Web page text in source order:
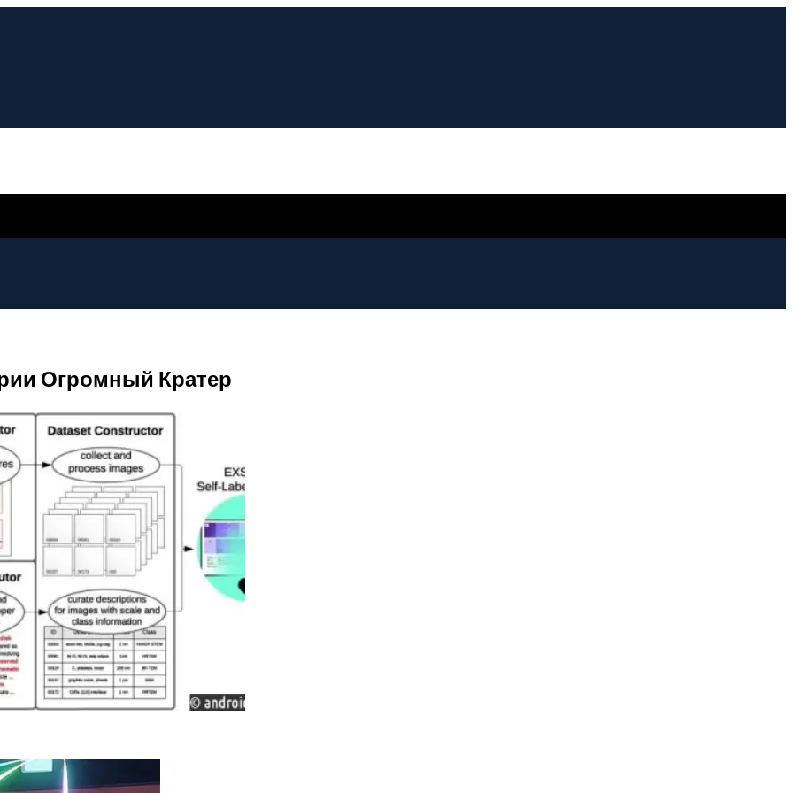
В Научных Статьях
Огромный Кратер